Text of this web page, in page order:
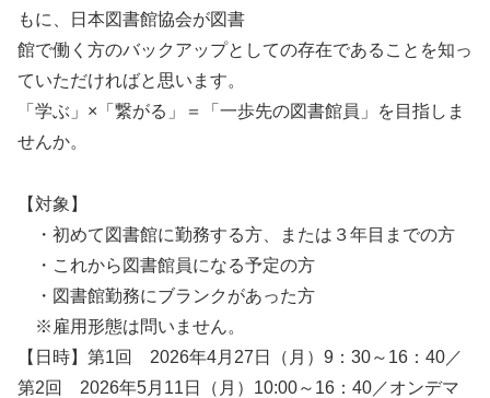
もに、日本図書館協会が図書
館で働く方のバックアップとしての存在であることを知っ
ていただければと思います。
「学ぶ」×「繋がる」＝「一歩先の図書館員」を目指しま
せんか。
【対象】
・初めて図書館に勤務する方、または３年目までの方
・これから図書館員になる予定の方
・図書館勤務にブランクがあった方
※雇用形態は問いません。
【日時】第1回 2026年4月27日（月）9：30～16：40／
第2回 2026年5月11日（月）10:00～16：40／オンデマ